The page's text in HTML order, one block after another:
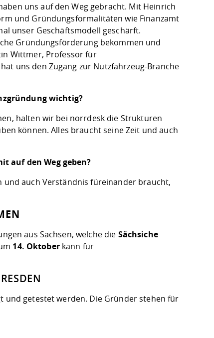
uns auf den Weg gebracht. Mit Heinrich
und Gründungsformalitäten wie Finanzamt
unser Geschäftsmodell geschärft.
Gründungsförderung bekommen und
Wittmer, Professor für
uns den Zugang zur Nutzfahrzeug-Branche
wichtig?
halten wir bei norrdesk die Strukturen
können. Alles braucht seine Zeit und auch
auf den Weg geben?
und auch Verständnis füreinander braucht,
aus Sachsen, welche die Sächsiche
14. Oktoberkann für
und getestet werden. Die Gründer stehen für